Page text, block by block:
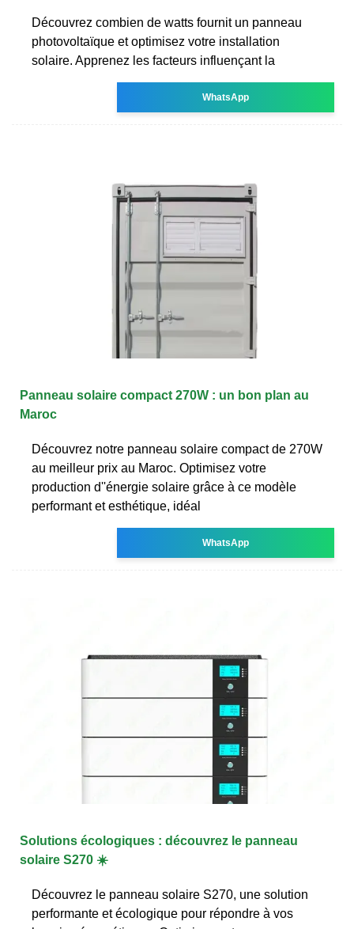
Découvrez combien de watts fournit un panneau
photovoltaïque et optimisez votre installation
solaire. Apprenez les facteurs influençant la
WhatsApp
Panneau solaire compact 270W : un bon plan au
Maroc
Découvrez notre panneau solaire compact de 270W
au meilleur prix au Maroc. Optimisez votre
production d''énergie solaire grâce à ce modèle
performant et esthétique, idéal
WhatsApp
Solutions écologiques : découvrez le panneau
solaire S270 ☀️
Découvrez le panneau solaire S270, une solution
performante et écologique pour répondre à vos